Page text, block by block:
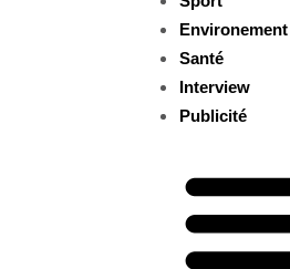
Environement
Santé
Interview
Publicité